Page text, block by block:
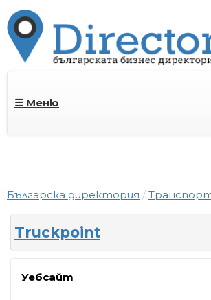
☰ Меню
Българска директория
Truckpoint
Уебсайт